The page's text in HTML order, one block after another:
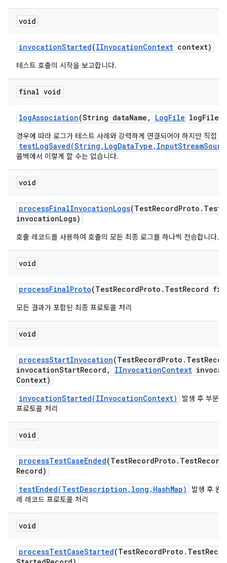
void
invocationStarted(IInvocationContext context)
테스트 호출의 시작을 보고합니다.
final void
logAssociation(String dataName , LogFile logFile)
경우에 따라 로그가 테스트 사례와 강력하게 연결되어야 하지만 직접
콜백에서 이렇게 할 수는 없습니다.
void
processFinalInvocationLogs(TestRecordProto . Test
invocationLogs)
호출 레코드를 사용하여 호출의 모든 최종 로그를 하나씩 전송합니다.
void
processFinalProto(TestRecordProto . TestRecord
모든 결과가 포함된 최종 프로토콜 처리
void
processStartInvocation(TestRecordProto . Test
invocationStartRecord , IInvocationContext
Context)
invocationStarted(IInvocationContext)
발생 후 부분
프로토콜 처리
void
processTestCaseEnded(TestRecordProto . Test
Record)
testEnded(TestDescription,long,HashMap)
발생 후 완
례 레코드 프로토콜 처리
void
processTestCaseStarted(TestRecordProto . Test